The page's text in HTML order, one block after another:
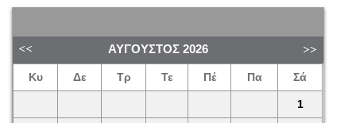
ΑΎΓΟΥΣΤΟΣ 2026
Κυ Δε Τρ Τε Πέ Πα Σά
1